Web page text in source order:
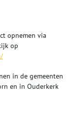
opnemen via
op
in de gemeenten
en in Ouderkerk